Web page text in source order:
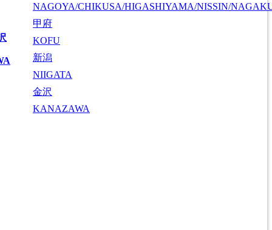
NAGOYA/CHIKUSA/HIGASHIYAMA/NISSIN/
甲府
KOFU
新潟
NIIGATA
金沢
KANAZAWA